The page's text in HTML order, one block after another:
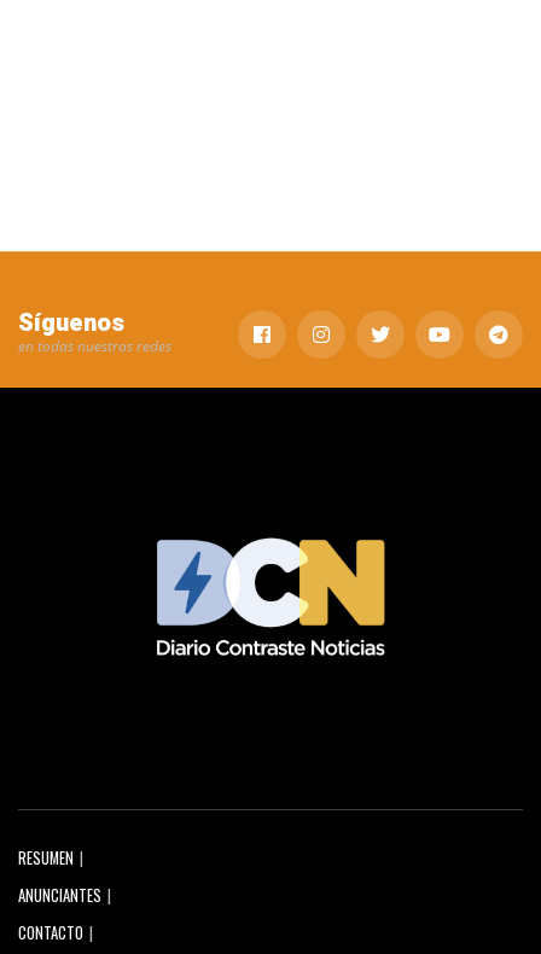
Síguenos
en todas nuestras redes
RESUMEN
ANUNCIANTES
CONTACTO